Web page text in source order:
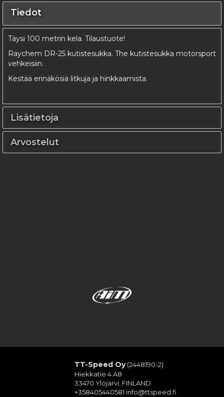
Tiedot
Täysi 100 metrin kela. Tilaustuote!
Raychem DR-25 kutistesukka. The kutistesukka motorsport
vehkeisiin.
Kestää erinäkösiä litkuja ja hinkkaamista.
Lisätietoja
Arvostelut
TT-Speed Oy(2448190-2)
Hiekkatie 4 A8
33470 Ylöjärvi, FINLAND
+358405440581 info@ttspeed.fi